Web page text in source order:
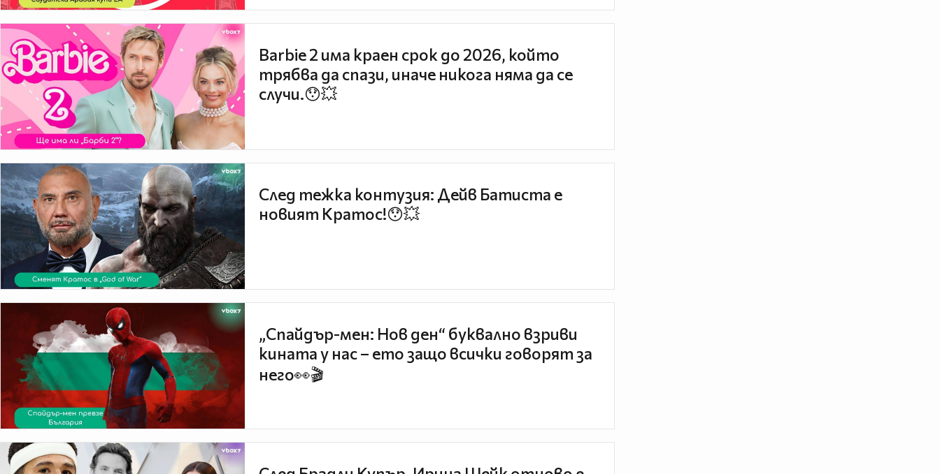
Barbie 2 има краен срок до 2026, който
трябва да спази, иначе никога няма да се
случи.😯💥
След тежка контузия: Дейв Батиста е
новият Кратос!😯💥
„Спайдър-мен: Нов ден“ буквално взриви
кината у нас – ето защо всички говорят за
него👀🎬